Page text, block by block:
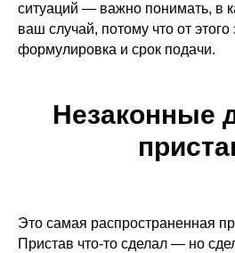
ситуаций — важно понимать, в
ваш случай, потому что от этого
формулировка и срок подачи.
Незаконные
Это самая распространенная
Пристав что-то сделал — но